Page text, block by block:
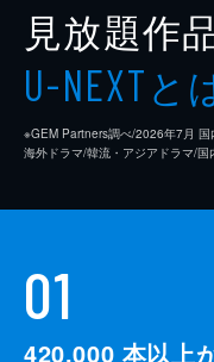
見放題作
U-NEXTと
※GEM Partners調べ/2026年7⽉ 国
海外ドラマ/韓流・アジアドラマ/国
01
420,000 本以上